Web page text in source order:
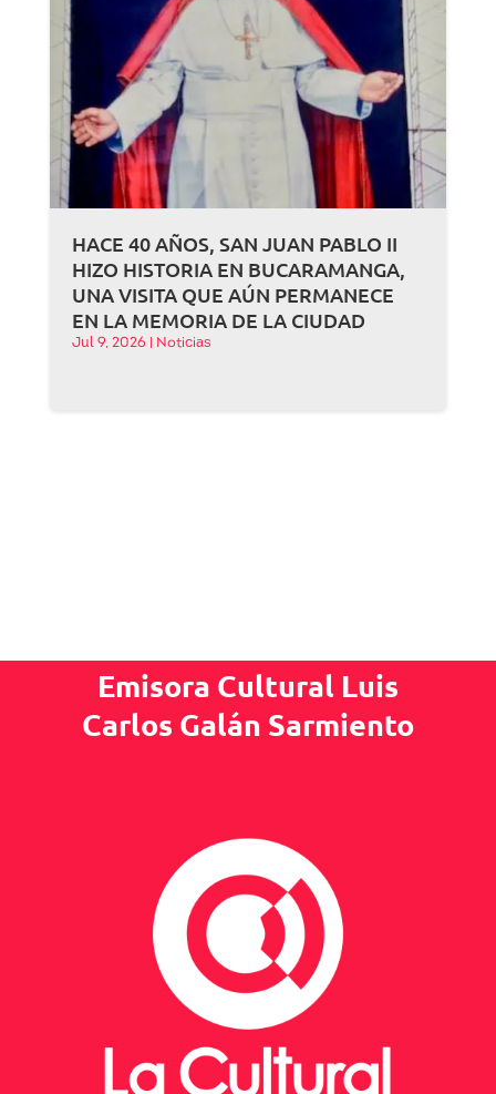
HACE 40 AÑOS, SAN JUAN PABLO II
HIZO HISTORIA EN BUCARAMANGA,
UNA VISITA QUE AÚN PERMANECE
EN LA MEMORIA DE LA CIUDAD
Jul 9, 2026 Noticias
Emisora Cultural Luis
Carlos Galán Sarmiento